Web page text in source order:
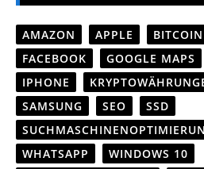
AMAZON APPLE BITCOIN
FACEBOOK
GOOGLE MAPS
IPHONE
SAMSUNG
SEO
SSD
WHATSAPP
WINDOWS 10